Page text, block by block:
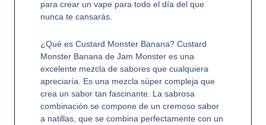
para crear un vape para todo el día del que
nunca te cansarás.
¿Qué es Custard Monster Banana? Custard
Monster Banana de Jam Monster es una
excelente mezcla de sabores que cualquiera
apreciaría. Es una mezcla súper compleja que
crea un sabor tan fascinante. La sabrosa
combinación se compone de un cremoso sabor
a natillas, que se combina perfectamente con un